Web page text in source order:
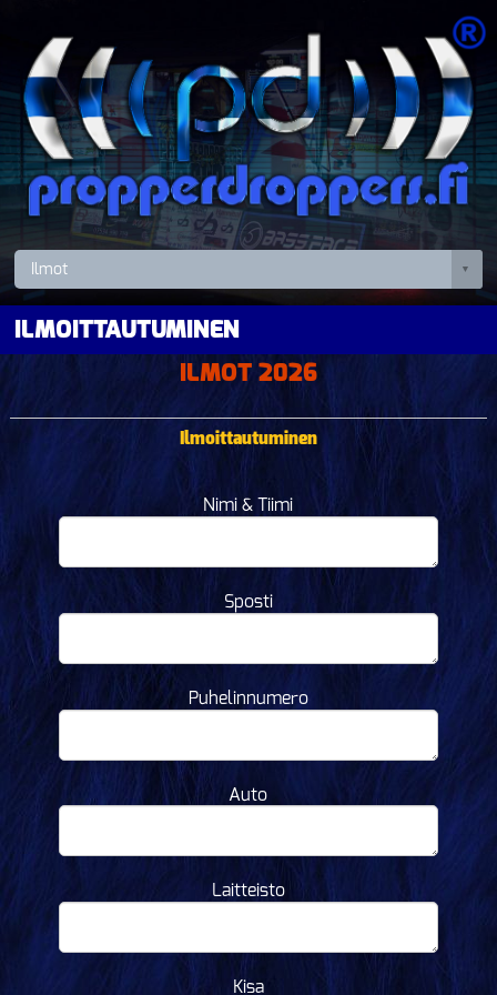
ILMOITTAUTUMINEN
ILMOT 2026
Ilmoittautuminen
Nimi & Tiimi
Sposti
Puhelinnumero
Auto
Laitteisto
Kisa